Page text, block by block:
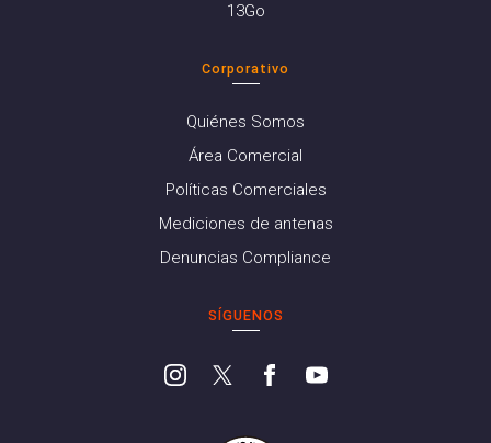
13Go
Corporativo
Quiénes Somos
Área Comercial
Políticas Comerciales
Mediciones de antenas
Denuncias Compliance
SÍGUENOS